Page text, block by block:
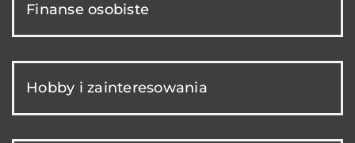
Finanse osobiste
Hobby i zainteresowania